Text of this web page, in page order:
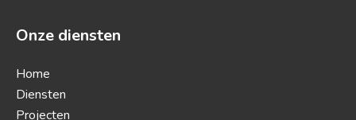
Onze diensten
Home
Diensten
Projecten